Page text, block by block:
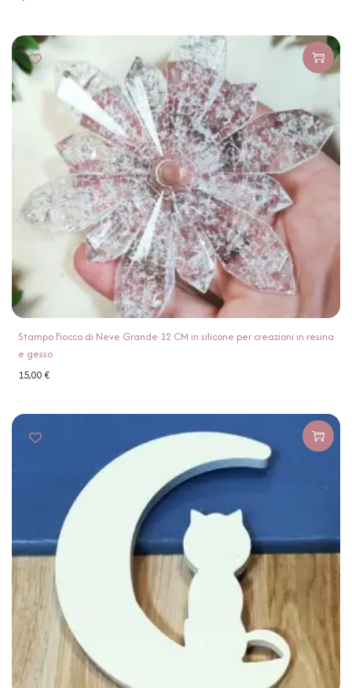
Stampo Fiocco di Neve Grande 12 CM in silicone per creazioni in resina
e gesso
15,00€